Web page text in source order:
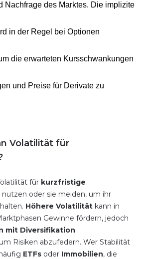
Nachfrage des Marktes. Die implizite
in der Regel bei Optionen
die erwarteten Kursschwankungen
und Preise für Derivate zu
Volatilität für
für kurzfristige
nutzen oder sie meiden, um ihr
Höhere Volatilität kann in
Gewinne fördern, jedoch
mit Diversifikation
Risiken abzufedern. Wer Stabilität
ETFs oder Immobilien, die